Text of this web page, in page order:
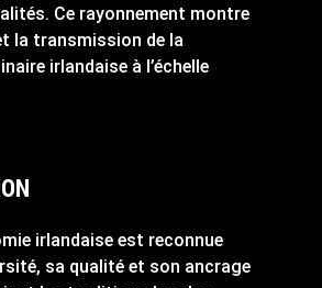
Ce rayonnement montre
la transmission de la
irlandaise à l’échelle
irlandaise est reconnue
sa qualité et son ancrage